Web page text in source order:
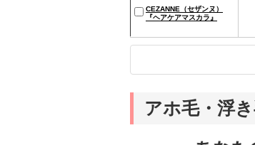
CEZANNE（セザンヌ）
『ヘアケアマスカラ』
アホ毛・浮